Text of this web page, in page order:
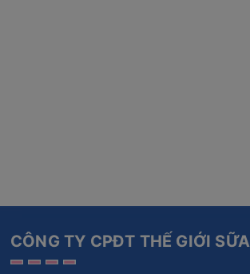
CÔNG TY CPĐT THẾ GIỚI SỮA